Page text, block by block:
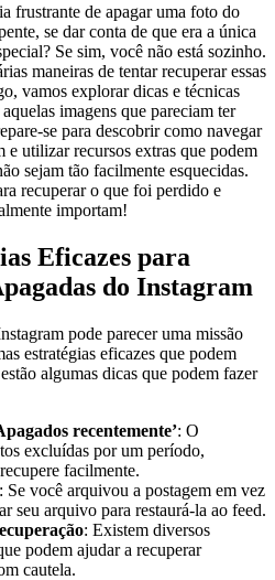
frustrante de apagar ⁤uma ⁣foto ⁣do
se dar conta de que era a única
Se sim, ⁢você não está sozinho.
maneiras de tentar recuperar essas
vamos explorar dicas e​ técnicas
imagens que pareciam ter
se ​para descobrir como navegar
e utilizar recursos ​extras que ⁣podem
sejam tão facilmente esquecidas.
recuperar o que foi perdido e
importam!
Eficazes para
do Instagram
pode parecer uma missão
estratégias eficazes que podem
algumas dicas que podem fazer
recentemente’: O
excluídas por‌ um⁢ período,
‍facilmente.
: Se você arquivou a postagem em vez
seu arquivo para restaurá-la ao feed.
: ⁢Existem‌ diversos
podem ajudar a recuperar
cautela.